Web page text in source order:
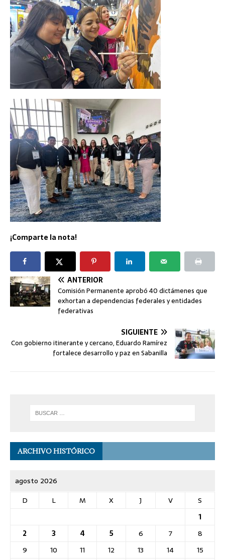
¡Comparte la nota!
ANTERIOR
Comisión Permanente aprobó 40 dictámenes que
exhortan a dependencias federales y entidades
federativas
SIGUIENTE
Con gobierno itinerante y cercano, Eduardo Ramírez
fortalece desarrollo y paz en Sabanilla
ARCHIVO HISTÓRICO
agosto 2026
D
L M X J V
S
1
2
3 4 5 6 7
8
9
10 11 12 13 14
15